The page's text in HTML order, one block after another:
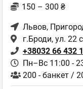
150 – 300 ₴
Львов,
г.Броди, ул. 22
+38032 66 432
Пн–Вс 11:00 -
200 - банкет /